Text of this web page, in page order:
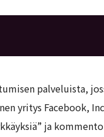
palveluista,
yritys Facebook,
ja